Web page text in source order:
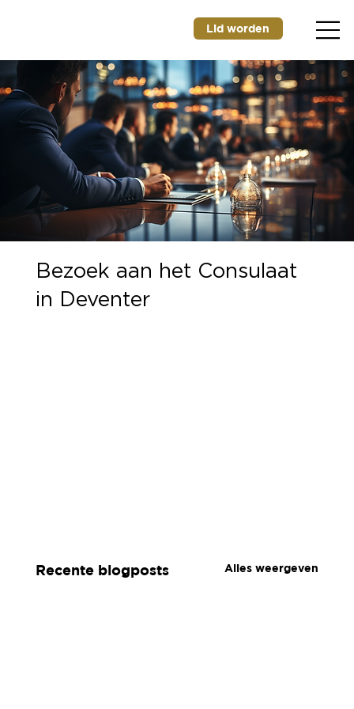
Lid worden
Bezoek aan het Consulaat
in Deventer
Recente blogposts Alles weergeven